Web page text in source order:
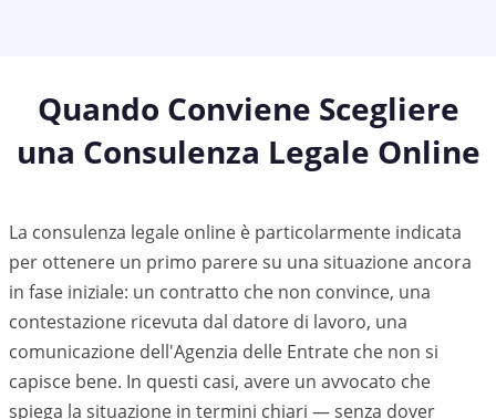
Quando Conviene Scegliere
una Consulenza Legale Online
La consulenza legale online è particolarmente indicata
per ottenere un primo parere su una situazione ancora
in fase iniziale: un contratto che non convince, una
contestazione ricevuta dal datore di lavoro, una
comunicazione dell'Agenzia delle Entrate che non si
capisce bene. In questi casi, avere un avvocato che
spiega la situazione in termini chiari — senza dover